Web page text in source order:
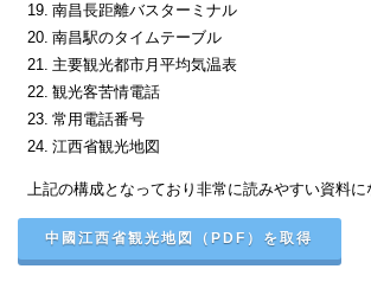
19. 南昌長距離バスターミナル
20. 南昌駅のタイムテーブル
21. 主要観光都市月平均気温表
22. 観光客苦情電話
23. 常用電話番号
24. 江西省観光地図
上記の構成となっており非常に読みやすい資料に
中國江西省観光地図（PDF）を取得